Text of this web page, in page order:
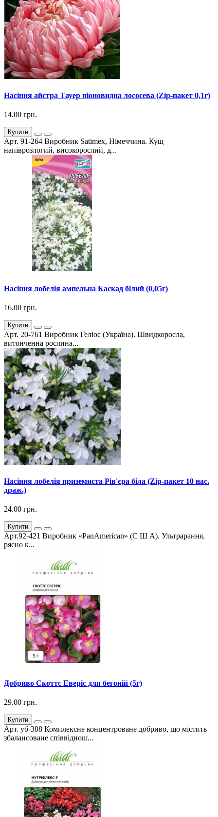
Насіння айстра Тауер піоновидна лососева (Zip-пакет 0,1г)
14.00 грн.
Купити
Арт. 91-264 Виробник Satimex, Німеччина. Кущ
напіврозлогий, високорослий, д...
Насіння лобелія ампельна Каскад білий (0,05г)
16.00 грн.
Купити
Арт. 20-761 Виробник Геліос (Україна). Швидкоросла,
витонченна рослина...
Насіння лобелія приземиста Рів'єра біла (Zip-пакет 10 нас.
драж.)
24.00 грн.
Купити
Арт.92-421 Виробник «PanAmerican» (С Ш А). Ультрарання,
рясно к...
Добриво Скоттс Еверіс для бегоній (5г)
29.00 грн.
Купити
Арт. уб-308 Комплексне концентроване добриво, що містить
збалансоване співвіднош...